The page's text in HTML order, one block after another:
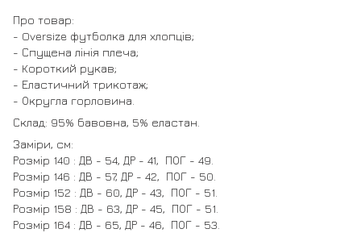
Про товар:
- Oversize футболка для хлопців;
- Спущена лінія плеча;
- Короткий рукав;
- Еластичний трикотаж;
- Округла горловина.
Склад: 95% бавовна, 5% еластан.
Заміри, см:
Розмір 140 : ДВ - 54, ДР - 41, ПОГ - 49.
Розмір 146 : ДВ - 57, ДР - 42, ПОГ - 50.
Розмір 152 : ДВ - 60, ДР - 43, ПОГ - 51.
Розмір 158 : ДВ - 63, ДР - 45, ПОГ - 51.
Розмір 164 : ДВ - 65, ДР - 46, ПОГ - 53.